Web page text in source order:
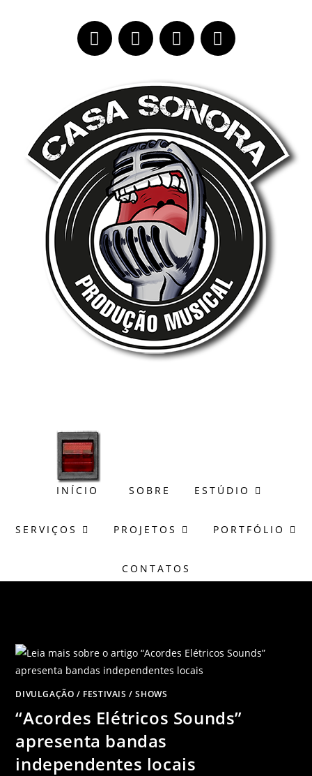
INÍCIO SOBRE ESTÚDIO
SERVIÇOS PROJETOS PORTFÓLIO
CONTATOS
DIVULGAÇÃO / FESTIVAIS /SHOWS
“Acordes Elétricos Sounds”
apresenta bandas
independentes locais